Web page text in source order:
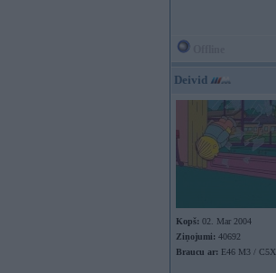
Deivid
Kopš: 02. Mar 2004
Ziņojumi: 40692
Braucu ar: E46 M3 / C5X